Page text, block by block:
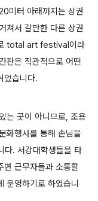
미터 아래까지는 상권
쳐서 갈만한 다른 상권
total art festival이라
판은 직관적으로 어떤
었습니다.
는 곳이 아니므로, 조용
화행사를 통해 손님을
다. 서강대학생들을 타
변 근무자들과 소통할
운영하기로 하였습니